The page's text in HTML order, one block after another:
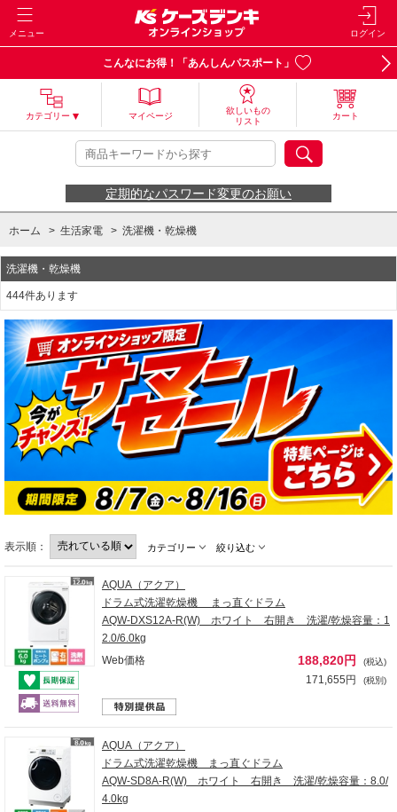
メニュー ログイン
こんなにお得！「あんしんパスポート」
カテゴリー マイページ
欲しいもの
リスト
カート
定期的なパスワード変更のお願い
ホーム > 生活家電 > 洗濯機・乾燥機
洗濯機・乾燥機
444件あります
表示順： カテゴリー 絞り込む
AQUA（アクア）
ドラム式洗濯乾燥機 まっ直ぐドラム
AQW-DXS12A-R(W) ホワイト 右開き 洗濯/乾燥容量：1
2.0/6.0kg
Web価格
188,820円 (税込)
171,655円 (税別)
AQUA（アクア）
ドラム式洗濯乾燥機 まっ直ぐドラム
AQW-SD8A-R(W) ホワイト 右開き 洗濯/乾燥容量：8.0/
4.0kg